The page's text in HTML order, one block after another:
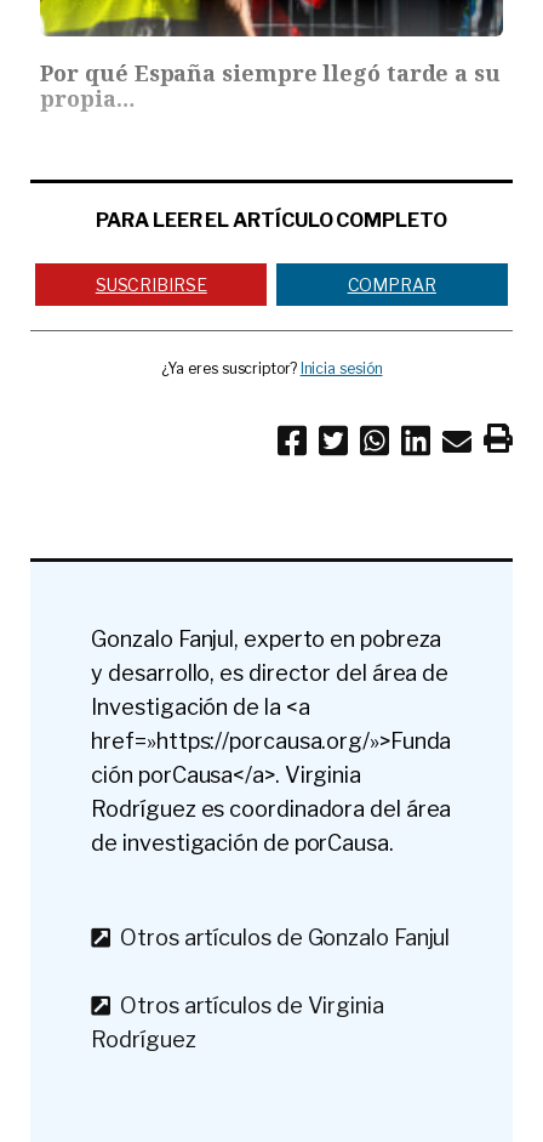
Por qué España siempre llegó tarde a su
propia…
PARA LEER EL ARTÍCULO COMPLETO
SUSCRIBIRSE COMPRAR
¿Ya eres suscriptor? Inicia sesión
Gonzalo Fanjul, experto en pobreza
y desarrollo, es director del área de
Investigación de la <a
href=»https://porcausa.org/»>Funda
ción porCausa</a>. Virginia
Rodríguez es coordinadora del área
de investigación de porCausa.
Otros artículos de Gonzalo Fanjul
Otros artículos de Virginia
Rodríguez